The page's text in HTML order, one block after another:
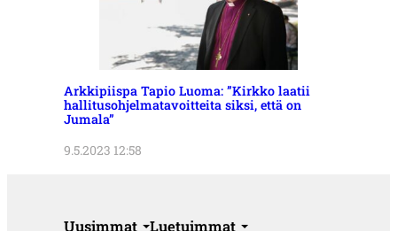
Arkkipiispa Tapio Luoma: ”Kirkko laatii
hallitusohjelmatavoitteita siksi, että on
Jumala”
9.5.2023 12:58
Uusimmat Luetuimmat